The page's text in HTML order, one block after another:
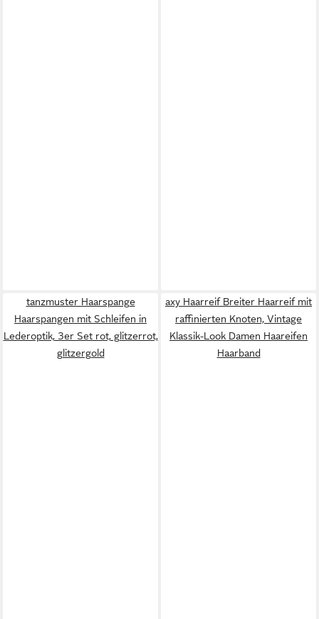
tanzmuster Haarspange
Haarspangen mit Schleifen in
Lederoptik, 3er Set rot, glitzerrot,
glitzergold
axy Haarreif Breiter Haarreif mit
raffinierten Knoten, Vintage
Klassik-Look Damen Haareifen
Haarband